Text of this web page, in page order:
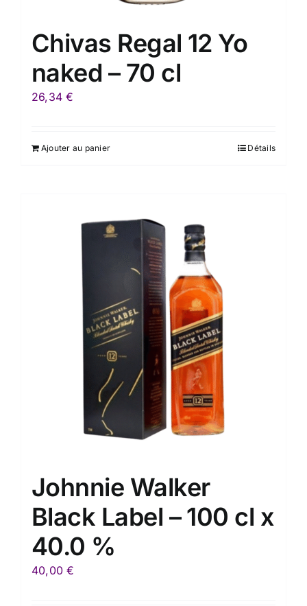
Chivas Regal 12 Yo
naked – 70 cl
26,34€
Ajouter au panier Détails
Johnnie Walker
Black Label – 100 cl x
40.0 %
40,00€